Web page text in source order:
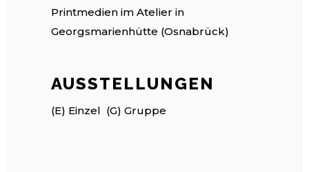
Printmedien im Atelier in
Georgsmarienhütte (Osnabrück)
AUSSTELLUNGEN
(E) Einzel (G) Gruppe